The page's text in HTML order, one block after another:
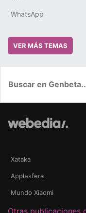
WhatsApp
VER MÁS TEMAS
Xataka
Applesfera
Mundo Xiaomi